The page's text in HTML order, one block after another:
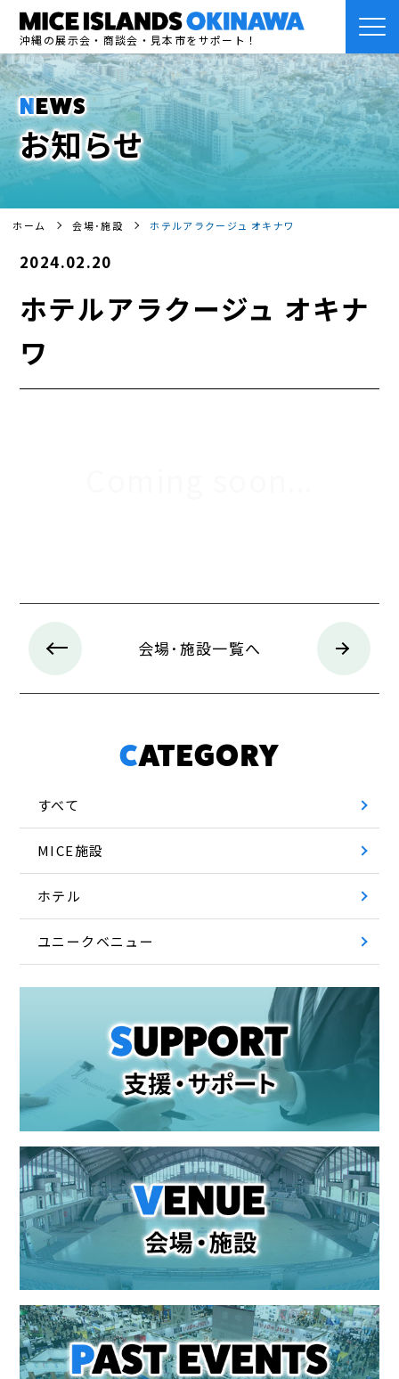
沖縄の展示会・商談会・見本市をサポート！
NEWS
お知らせ
ホーム 会場･施設 ホテルアラクージュ オキナワ
2024.02.20
ホテルアラクージュ オキナ
ワ
会場･施設一覧へ
CATEGORY
すべて
MICE施設
ホテル
ユニークベニュー